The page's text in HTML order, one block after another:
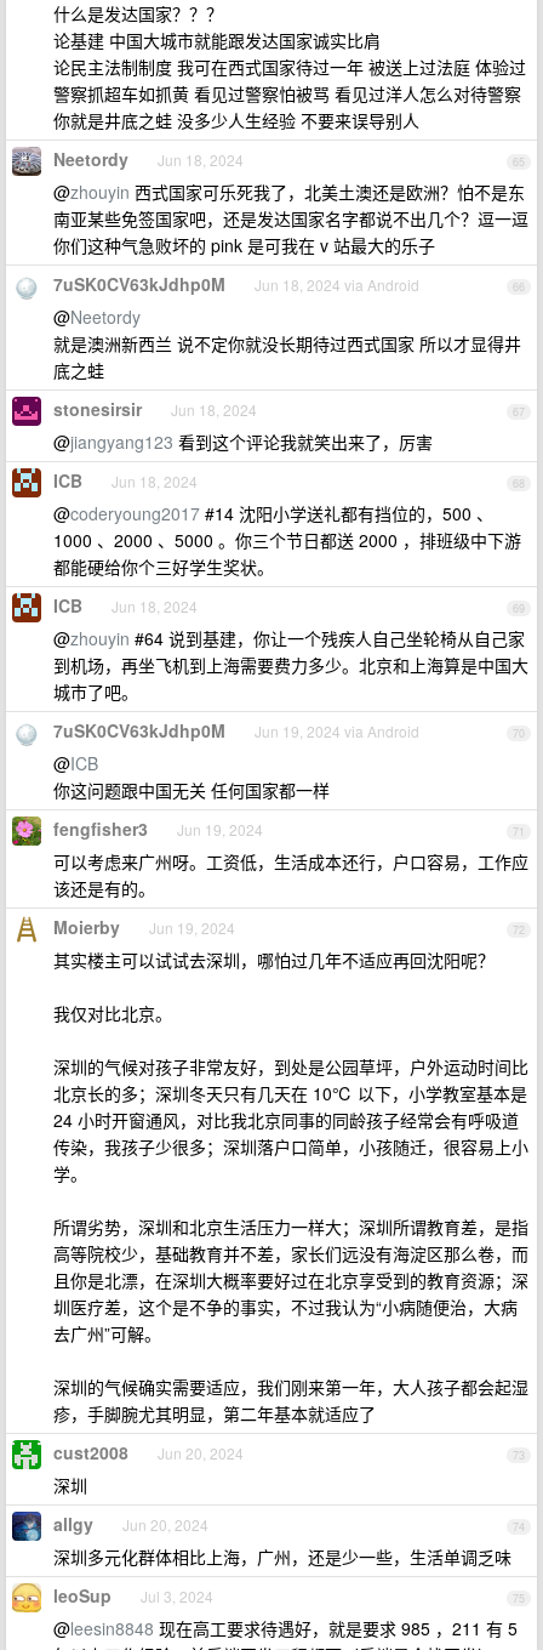
什么是发达国家？？？
论基建 中国大城市就能跟发达国家诚实比肩
论民主法制制度 我可在西式国家待过一年 被送上过法庭 体验过
警察抓超车如抓黄 看见过警察怕被骂 看见过洋人怎么对待警察
你就是井底之蛙 没多少人生经验 不要来误导别人
65
Neetordy Jun 18, 2024
@zhouyin 西式国家可乐死我了，北美土澳还是欧洲？怕不是东
南亚某些免签国家吧，还是发达国家名字都说不出几个？逗一逗
你们这种气急败坏的 pink 是可我在 v 站最大的乐子
66
7uSK0CV63kJdhp0M Jun 18, 2024 via Android
@Neetordy
就是澳洲新西兰 说不定你就没长期待过西式国家 所以才显得井
底之蛙
67
stonesirsir Jun 18, 2024
@jiangyang123 看到这个评论我就笑出来了，厉害
68
ICB Jun 18, 2024
@coderyoung2017 #14 沈阳小学送礼都有挡位的，500 、
1000 、2000 、5000 。你三个节日都送 2000 ，排班级中下游
都能硬给你个三好学生奖状。
69
ICB Jun 18, 2024
@zhouyin #64 说到基建，你让一个残疾人自己坐轮椅从自己家
到机场，再坐飞机到上海需要费力多少。北京和上海算是中国大
城市了吧。
70
7uSK0CV63kJdhp0M Jun 19, 2024 via Android
@ICB
你这问题跟中国无关 任何国家都一样
71
fengfisher3 Jun 19, 2024
可以考虑来广州呀。工资低，生活成本还行，户口容易，工作应
该还是有的。
72
Moierby Jun 19, 2024
其实楼主可以试试去深圳，哪怕过几年不适应再回沈阳呢？
我仅对比北京。
深圳的气候对孩子非常友好，到处是公园草坪，户外运动时间比
北京长的多；深圳冬天只有几天在 10℃ 以下，小学教室基本是
24 小时开窗通风，对比我北京同事的同龄孩子经常会有呼吸道
传染，我孩子少很多；深圳落户口简单，小孩随迁，很容易上小
学。
所谓劣势，深圳和北京生活压力一样大；深圳所谓教育差，是指
高等院校少，基础教育并不差，家长们远没有海淀区那么卷，而
且你是北漂，在深圳大概率要好过在北京享受到的教育资源；深
圳医疗差，这个是不争的事实，不过我认为“小病随便治，大病
去广州”可解。
深圳的气候确实需要适应，我们刚来第一年，大人孩子都会起湿
疹，手脚腕尤其明显，第二年基本就适应了
73
cust2008 Jun 20, 2024
深圳
74
allgy Jun 20, 2024
深圳多元化群体相比上海，广州，还是少一些，生活单调乏味
75
leoSup Jul 3, 2024
@leesin8848 现在高工要求待遇好，就是要求 985 ，211 有 5